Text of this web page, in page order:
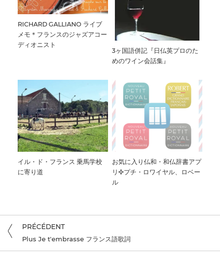
RICHARD GALLIANO ライブ
メモ＊フランスのジャズアコー
ディオニスト
3ヶ国語併記『日仏英プロのた
めのワイン会話集』
イル・ド・フランス 乗馬学校
に寄り道
お気に入り仏和・和仏辞書アプ
リ✣プチ・ロワイヤル、ロベー
ル
PRÉCÉDENT
Plus Je t'embrasse フランス語歌詞